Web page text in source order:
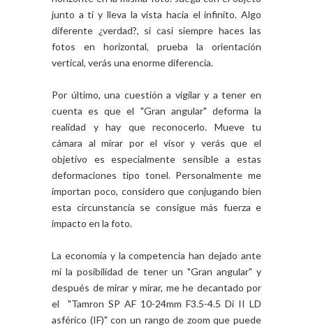
junto a ti y lleva la vista hacia el infinito. Algo
diferente ¿verdad?, si casi siempre haces las
fotos en horizontal, prueba la orientación
vertical, verás una enorme diferencia.
Por último, una cuestión a vigilar y a tener en
cuenta es que el "Gran angular" deforma la
realidad y hay que reconocerlo. Mueve tu
cámara al mirar por el visor y verás que el
objetivo es especialmente sensible a estas
deformaciones tipo tonel. Personalmente me
importan poco, considero que conjugando bien
esta circunstancia se consigue más fuerza e
impacto en la foto.
La economía y la competencia han dejado ante
mi la posibilidad de tener un "Gran angular" y
después de mirar y mirar, me he decantado por
el "Tamron SP AF 10-24mm F3.5-4.5 Di II LD
asférico (IF)" con un rango de zoom que puede